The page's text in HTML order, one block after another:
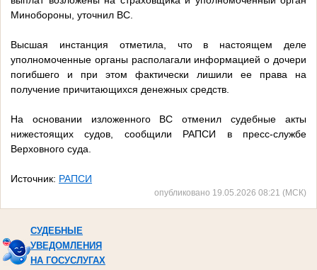
Минобороны, уточнил ВС.
Высшая инстанция отметила, что в настоящем деле
уполномоченные органы располагали информацией о дочери
погибшего и при этом фактически лишили ее права на
получение причитающихся денежных средств.
На основании изложенного ВС отменил судебные акты
нижестоящих судов, сообщили РАПСИ в пресс-службе
Верховного суда.
Источник: РАПСИ
опубликовано 19.05.2026 08:21 (МСК)
СУДЕБНЫЕ
УВЕДОМЛЕНИЯ
НА ГОСУСЛУГАХ